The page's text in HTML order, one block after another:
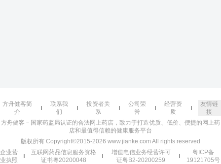
方舟健客简
介
联系我
们
投资者关
系
公司荣
誉
经营资
质
友情链
接
方舟健客－国家药监局认证的合法网上药店，致力于打造优质、低价、便捷的网上药
店和最值得信赖的健康服务平台
版权所有 Copyright©2015-2026 www.jianke.com All rights reserved
企业营
业执照
互联网药品信息服务资格
证书粤20200048
增值电信业务经营许可
证粤B2-20200259
粤ICP备
19121705号